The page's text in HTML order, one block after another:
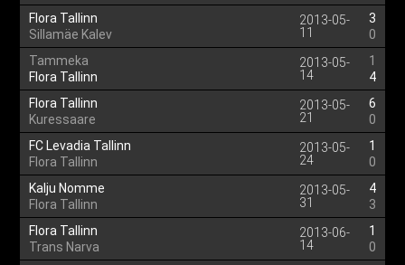
Flora Tallinn
Sillamäe Kalev
2013-05-
11
3
0
Tammeka
Flora Tallinn
2013-05-
14
1
4
Flora Tallinn
Kuressaare
2013-05-
21
6
0
FC Levadia Tallinn
Flora Tallinn
2013-05-
24
1
0
Kalju Nomme
Flora Tallinn
2013-05-
31
4
3
Flora Tallinn
Trans Narva
2013-06-
14
1
0